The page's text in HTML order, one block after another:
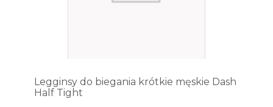
Legginsy do biegania krótkie męskie Dash
Half Tight